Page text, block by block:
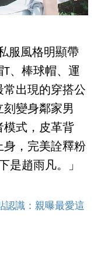
服風格明顯帶
、棒球帽、運
常出現的穿搭公
變身鄰家男
模式，皮革背
身，完美詮釋粉
是趙雨凡。」
認識：親曝最愛這